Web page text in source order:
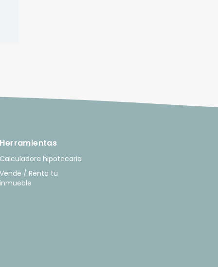
Herramientas
Calculadora hipotecaria
Vende / Renta tu
inmueble